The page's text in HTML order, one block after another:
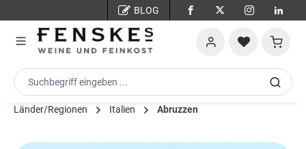
BLOG
Länder/Regionen Italien Abruzzen